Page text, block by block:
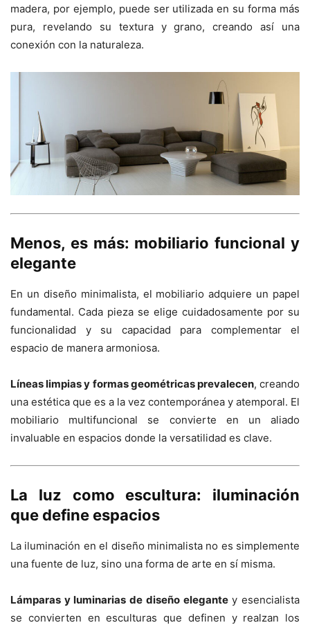
madera, por ejemplo, puede ser utilizada en su forma más
pura, revelando su textura y grano, creando así una
conexión con la naturaleza.
Menos, es más: mobiliario funcional y
elegante
En un diseño minimalista, el mobiliario adquiere un papel
fundamental. Cada pieza se elige cuidadosamente por su
funcionalidad y su capacidad para complementar el
espacio de manera armoniosa.
Líneas limpias y formas geométricas prevalecen, creando
una estética que es a la vez contemporánea y atemporal. El
mobiliario multifuncional se convierte en un aliado
invaluable en espacios donde la versatilidad es clave.
La luz como escultura: iluminación
que define espacios
La iluminación en el diseño minimalista no es simplemente
una fuente de luz, sino una forma de arte en sí misma.
Lámparas y luminarias de diseño elegantey esencialista
se convierten en esculturas que definen y realzan los